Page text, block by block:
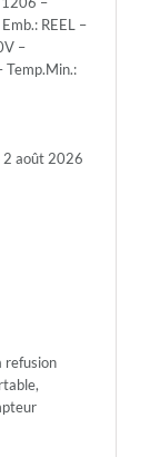
REEL –
–
Temp.Min.:
2 août 2026
refusion